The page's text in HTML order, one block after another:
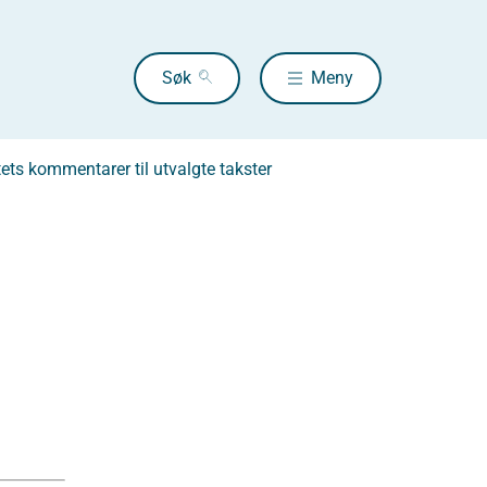
Søk Meny
kommentarer til utvalgte takster